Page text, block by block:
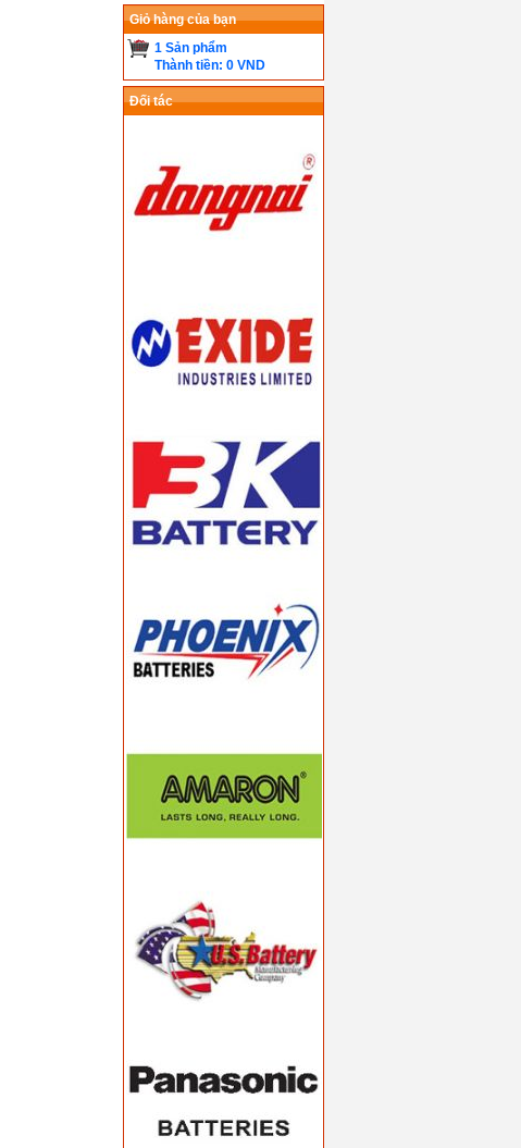
Giỏ hàng của bạn
1 Sản phẩm
Thành tiền: 0 VND
Đối tác